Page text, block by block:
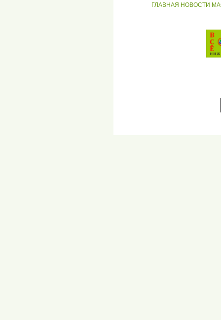
ГЛАВНАЯ НОВОСТИ